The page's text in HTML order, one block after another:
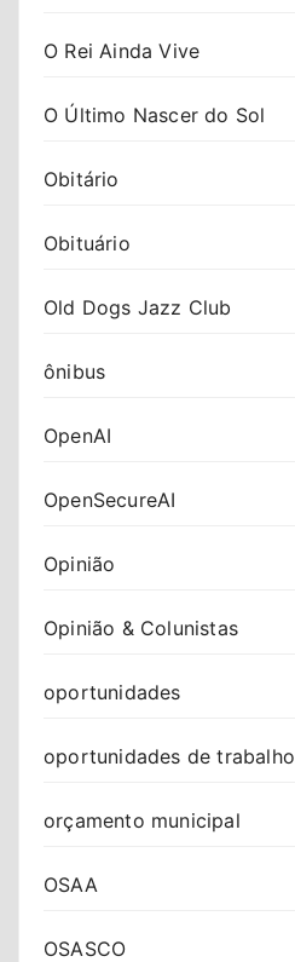
O Rei Ainda Vive
O Último Nascer do Sol
Obitário
Obituário
Old Dogs Jazz Club
ônibus
OpenAI
OpenSecureAI
Opinião
Opinião & Colunistas
oportunidades
oportunidades de trabalho
orçamento municipal
OSAA
OSASCO